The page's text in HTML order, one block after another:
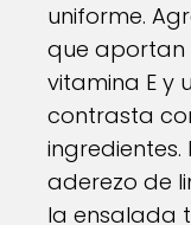
uniforme.
que aportan
vitamina E y
contrasta
ingredientes.
aderezo de
la ensalada